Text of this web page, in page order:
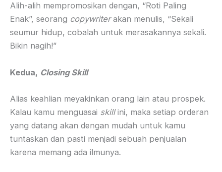
Alih-alih mempromosikan dengan, “Roti Paling
Enak”, seorang copywriterakan menulis, “Sekali
seumur hidup, cobalah untuk merasakannya sekali.
Bikin nagih!”
Kedua, Closing Skill
Alias keahlian meyakinkan orang lain atau prospek.
Kalau kamu menguasai skillini, maka setiap orderan
yang datang akan dengan mudah untuk kamu
tuntaskan dan pasti menjadi sebuah penjualan
karena memang ada ilmunya.